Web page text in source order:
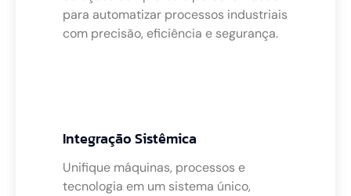
para automatizar processos industriais
com precisão, eficiência e segurança.
Integração Sistêmica
Unifique máquinas, processos e
tecnologia em um sistema único,